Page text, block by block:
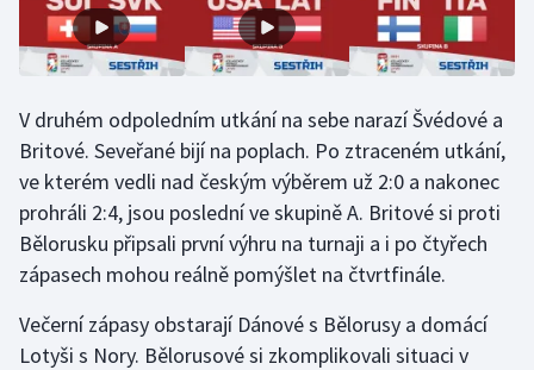
Parasport
Plavání
Plážový volejbal
Ragby
Rychlobruslení
Short track
V druhém odpoledním utkání na sebe narazí Švédové a
Britové. Seveřané bijí na poplach. Po ztraceném utkání,
ve kterém vedli nad českým výběrem už 2:0 a nakonec
prohráli 2:4, jsou poslední ve skupině A. Britové si proti
Bělorusku připsali první výhru na turnaji a i po čtyřech
zápasech mohou reálně pomýšlet na čtvrtfinále.
Večerní zápasy obstarají Dánové s Bělorusy a domácí
Lotyši s Nory. Bělorusové si zkomplikovali situaci v